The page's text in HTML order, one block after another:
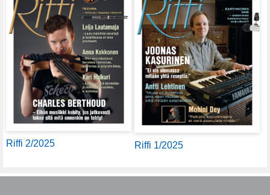
Riffi 2/2025 Riffi 1/2025